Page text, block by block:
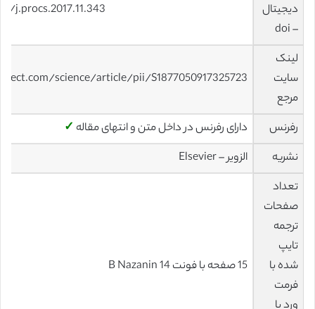
دیجیتال
– doi
j.procs.2017.11.343
لینک
سایت
مرجع
science/article/pii/S1877050917325723
رفرنس دارای رفرنس در داخل متن و انتهای مقاله ✓
نشریه
الزویر – Elsevier
تعداد
صفحات
ترجمه
تایپ
شده با
فرمت
ورد با
15 صفحه با فونت 14 B Nazanin